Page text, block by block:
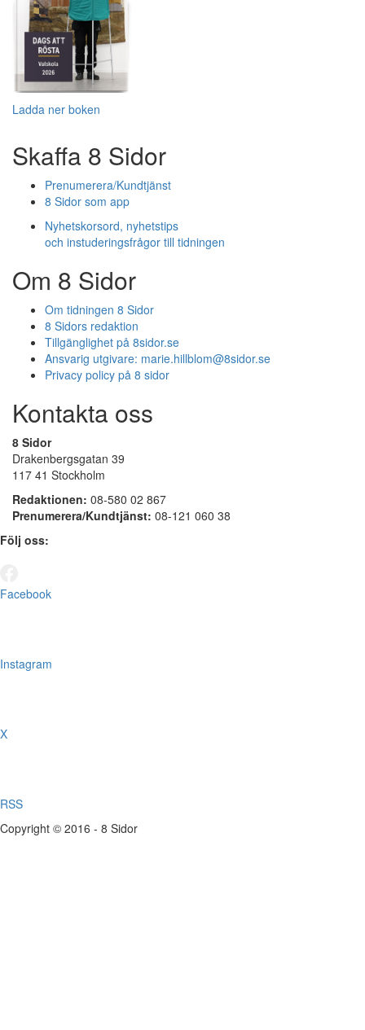
Ladda ner boken
Skaffa 8 Sidor
Prenumerera/Kundtjänst
8 Sidor som app
Nyhetskorsord, nyhetstips
och instuderingsfrågor till tidningen
Om 8 Sidor
Om tidningen 8 Sidor
8 Sidors redaktion
Tillgänglighet på 8sidor.se
Ansvarig utgivare: marie.hillblom@8sidor.se
Privacy policy på 8 sidor
Kontakta oss
8 Sidor
Drakenbergsgatan 39
117 41 Stockholm
Redaktionen: 08-580 02 867
Prenumerera/Kundtjänst: 08-121 060 38
Följ oss:
Facebook
Instagram
X
RSS
Copyright © 2016 - 8 Sidor